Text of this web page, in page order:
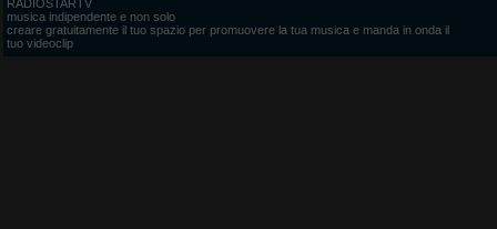
RADIOSTARTV
musica indipendente e non solo
creare gratuitamente il tuo spazio per promuovere la tua musica e manda in onda il
tuo videoclip